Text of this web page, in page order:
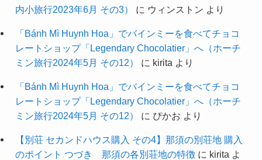
内小旅行2023年6月 その3）
に ウィンストン より
「Bánh Mì Huynh Hoa」でバインミーを食べてチョコ
レートショップ「Legendary Chocolatier」へ（ホーチ
ミン旅行2024年5月 その12）
に kirita より
「Bánh Mì Huynh Hoa」でバインミーを食べてチョコ
レートショップ「Legendary Chocolatier」へ（ホーチ
ミン旅行2024年5月 その12）
に ぴかお より
【別荘 セカンドハウス購入 その4】那須の別荘地 購入
のポイント つづき 那須の各別荘地の特徴に kirita よ